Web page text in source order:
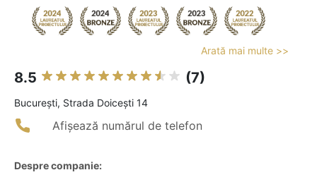
Arată mai multe >>
8.5 (7)
Bucureşti, Strada Doicești 14
Afișează numărul de telefon
Despre companie: